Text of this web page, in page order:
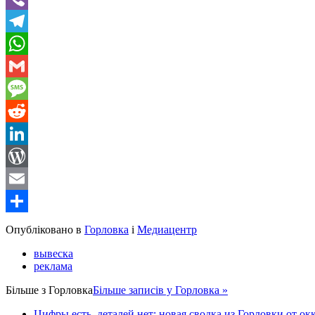
Viber
Telegram
WhatsApp
Gmail
Message
Reddit
LinkedIn
WordPress
Email
Share
Опубліковано в Горловка і Медиацентр
вывеска
реклама
Більше з ГорловкаБільше записів у Горловка »